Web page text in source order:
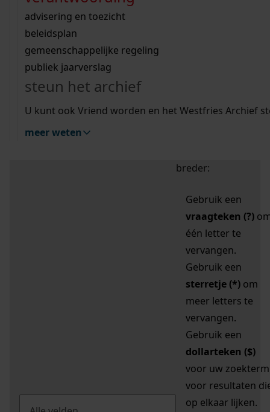
bouwvergunningen
omgevingsvergunningen
vergunningen
beeld en geluid
uitleg nodig?
Wij helpen u op weg met een aantal zoektips.
bekijk alle zoektips
Wij helpen u op weg met een aantal zoektips.
bekijk alle zoektips
bekijk ons geschiedenislokaal
advisering en toezicht
beleidsplan
gemeenschappelijke regeling
publiek jaarverslag
steun het archief
U kunt ook Vriend worden en het Westfries Archief
meer weten
zoektips
Mijn Studiezaal (inloggen)
uw zoekopdracht te
breder:
Gebruik een
vraagteken (?)
één letter te
vervangen.
Gebruik een
sterretje (*) om
meer letters te
vervangen.
Gebruik een
dollarteken ($)
voor uw zoekterm
voor resultaten
op elkaar lijken.